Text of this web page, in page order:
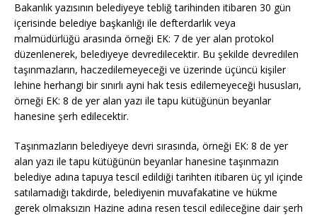
Bakanlık yazısının belediyeye tebliğ tarihinden itibaren 30 gün
içerisinde belediye başkanlığı ile defterdarlık veya
malmüdürlüğü arasında örneği EK: 7 de yer alan protokol
düzenlenerek, belediyeye devredilecektir. Bu şekilde devredilen
taşınmazların, haczedilemeyeceği ve üzerinde üçüncü kişiler
lehine herhangi bir sınırlı ayni hak tesis edilemeyeceği hususları,
örneği EK: 8 de yer alan yazı ile tapu kütüğünün beyanlar
hanesine şerh edilecektir.
Taşınmazların belediyeye devri sırasında, örneği EK: 8 de yer
alan yazı ile tapu kütüğünün beyanlar hanesine taşınmazın
belediye adına tapuya tescil edildiği tarihten itibaren üç yıl içinde
satılamadığı takdirde, belediyenin muvafakatine ve hükme
gerek olmaksızın Hazine adına resen tescil edileceğine dair şerh